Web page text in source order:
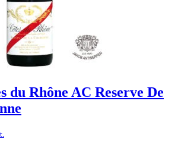
du Rhône AC Reserve De